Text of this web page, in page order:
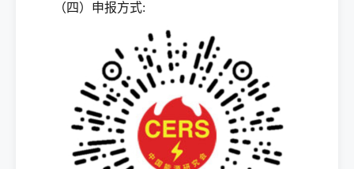
（四）申报方式: